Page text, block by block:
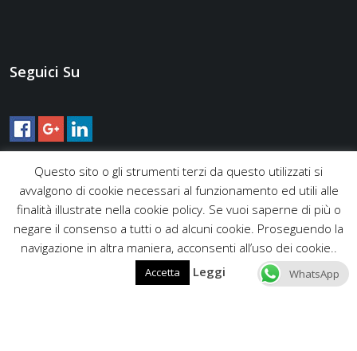
Seguici Su
Questo sito o gli strumenti terzi da questo utilizzati si
avvalgono di cookie necessari al funzionamento ed utili alle
finalità illustrate nella cookie policy. Se vuoi saperne di più o
negare il consenso a tutti o ad alcuni cookie. Proseguendo la
navigazione in altra maniera, acconsenti all’uso dei cookie..
Accetta Leggi WhatsApp